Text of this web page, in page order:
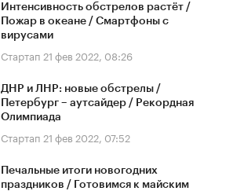
Интенсивность обстрелов растёт /
Пожар в океане / Смартфоны с
вирусами
Стартап 21 фев 2022, 08:26
ДНР и ЛНР: новые обстрелы /
Петербург – аутсайдер / Рекордная
Олимпиада
Стартап 21 фев 2022, 07:52
Печальные итоги новогодних
праздников / Готовимся к майским